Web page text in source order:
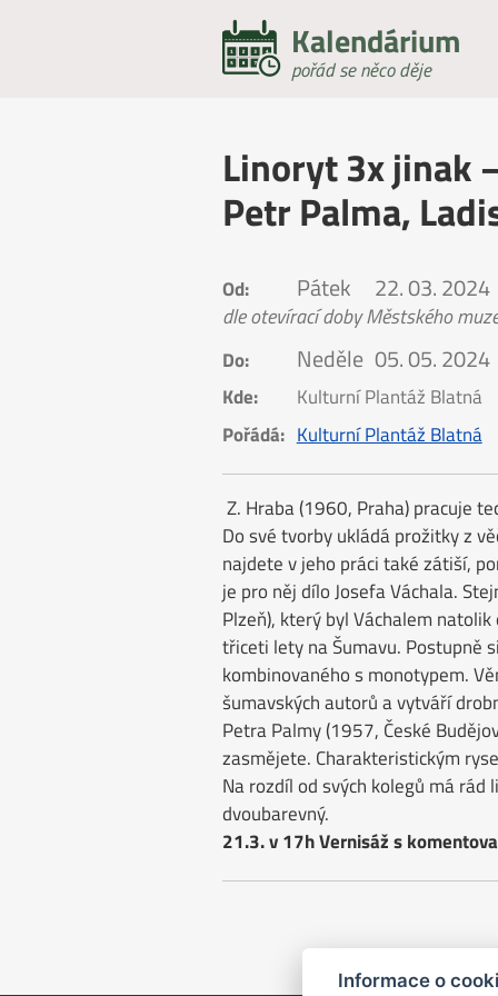
Kalendárium
pořád se něco děje
Linoryt 3x jinak
Petr Palma,
Od: Pátek 22. 03. 2024
dle otevírací doby Městského
Do: Neděle 05. 05. 2024
Kde:
Kulturní Plantáž Blatná
Pořádá: Kulturní Plantáž Blatná
Z. Hraba (1960, Praha) pracuje
Do své tvorby ukládá prožitky z
najdete v jeho práci také zátiší,
je pro něj dílo Josefa Váchala.
Plzeň), který byl Váchalem
třiceti lety na Šumavu. Postupně
kombinovaného s monotypem.
šumavských autorů a vytváří
Petra Palmy (1957, České
zasmějete. Charakteristickým
Na rozdíl od svých kolegů má
dvoubarevný.
21.3. v 17h Vernisáž s
Informace o